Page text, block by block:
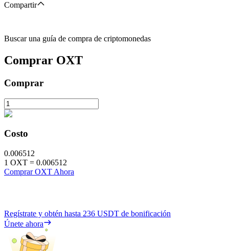
Compartir
Buscar una guía de compra de criptomonedas
Comprar OXT
Comprar
Costo
0.006512
1 OXT = 0.006512
Comprar OXT Ahora
Regístrate y obtén hasta 236 USDT de bonificación
Únete ahora